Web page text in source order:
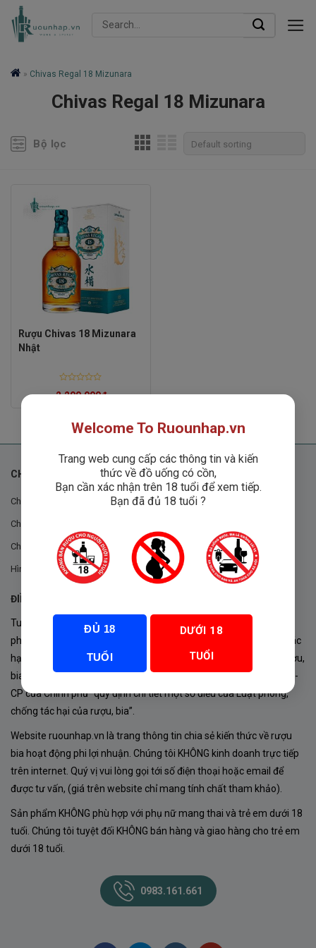
Skip
Search
» Chivas Regal 18 Mizunara
Chivas Regal 18 Mizunara
Bộ lọc
Rượu Chivas 18 Mizunara
Nhật
Rated
2,200,000₫
CHÍNH SÁCH
Chính sách chung
Chính sách đổi trả
Chính sách mua hàng
Hình thức thanh toán
ĐIỀU KHOẢN VÀ CHÍNH SÁCH
Tuân thủ Nghị định 105/2017/NĐ-CP ngày 14/9/2017 của Chính
phủ về sản xuất, kinh doanh rượu. Tuân thủ Luật “phòng chống tác
hại của rượu, bia” số 44/2019/QH14-Điều 16 về “điều kiện bán rượu,
bia theo hình thức thương mại điện tử”; Nghị định số 24/2020/NĐ-
CP của Chính phủ “quy định chi tiết một số điều của Luật phòng,
chống tác hại của rượu, bia”.
Website ruounhap.vn là trang thông tin chia sẻ kiến thức về rượu
bia hoạt động phi lợi nhuận. Chúng tôi KHÔNG kinh doanh trực tiếp
trên internet. Quý vị vui lòng gọi tới số điện thoại hoặc email để
được tư vấn, (giá trên website chỉ mang tính chất tham khảo).
Sản phẩm KHÔNG phù hợp với phụ nữ mang thai và trẻ em dưới 18
tuổi. Chúng tôi tuyệt đối KHÔNG bán hàng và giao hàng cho trẻ em
dưới 18 tuổi.
0983.161.661
Welcome To Ruounhap.vn
Trang web cung cấp các thông tin và kiến
thức về đồ uống có cồn,
Bạn cần xác nhận trên 18 tuổi để xem tiếp.
Bạn đã đủ 18 tuổi ?
ĐỦ 18
TUỔI
DƯỚI 18
TUỔI